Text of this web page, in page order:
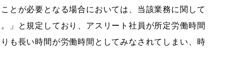
とが必要となる場合においては、当該業務に関して
」と規定しており、アスリート社員が所定労働時間
も長い時間が労働時間としてみなされてしまい、時